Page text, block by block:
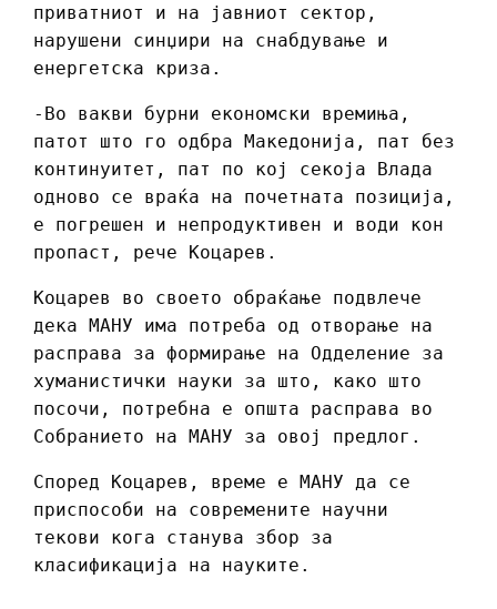
приватниот и на јавниот сектор,
нарушени синџири на снабдување и
енергетска криза.
-Во вакви бурни економски времиња,
патот што го одбра Македонија, пат без
континуитет, пат по кој секоја Влада
одново се враќа на почетната позиција,
е погрешен и непродуктивен и води кон
пропаст, рече Коцарев.
Коцарев во своето обраќање подвлече
дека МАНУ има потреба од отворање на
расправа за формирање на Одделение за
хуманистички науки за што, како што
посочи, потребна е општа расправа во
Собранието на МАНУ за овој предлог.
Според Коцарев, време е МАНУ да се
приспособи на современите научни
текови кога станува збор за
класификација на науките.